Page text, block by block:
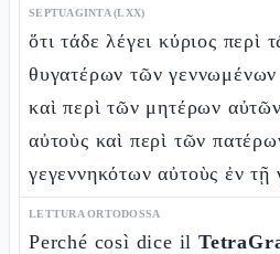
SEPTUAGINTA (LXX)
ὅτι τάδε λέγει κύριος περὶ
θυγατέρων τῶν
καὶ περὶ τῶν μητέρων
αὐτοὺς καὶ περὶ τῶν
γεγεννηκότων αὐτοὺς ἐν τῇ
LETTURA ORTODOSSA
Perché così dice il